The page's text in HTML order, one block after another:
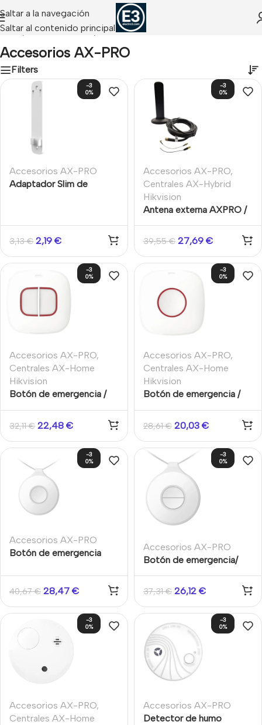
Saltar a la navegación
Saltar al contenido principal
Inicio/ Hikvision Alarms/Accesorios AX-PRO
Accesorios AX-PRO
Filters
-3
0%
Accesorios AX-PRO
Adaptador Slim de
3,13€ 2,19 €
-3
0%
Accesorios AX-PRO,
Centrales AX-Hybrid
Hikvision
Antena externa AXPRO /
AX-Hybrid 3m
39,55€ 27,69 €
-3
0%
Accesorios AX-PRO,
Centrales AX-Home
Hikvision
Botón de emergencia /
IP66 AXPRO Hikvision
32,11€ 22,48 €
-3
0%
Accesorios AX-PRO,
Centrales AX-Home
Hikvision
Botón de emergencia /
Inalámbrico AXPRO
Hikvision
28,61€ 20,03 €
-3
0%
Accesorios AX-PRO
Botón de emergencia
Hikvision sistema AXPRO
40,67€ 28,47 €
-3
0%
Accesorios AX-PRO
Botón de emergencia/
inalámbrico IP66 Sistema
AXPRO Hikvision
37,31€ 26,12 €
-3
0%
Accesorios AX-PRO,
Centrales AX-Home
-3
0%
Accesorios AX-PRO
Detector de humo